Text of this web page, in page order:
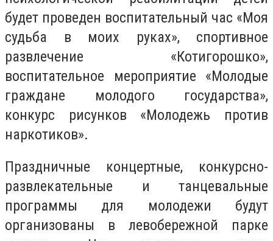
будет проведен воспитательный час «Моя
судьба в моих руках», спортивное
развлечение «Котигорошко»,
воспитательное мероприятие «Молодые
граждане молодого государства»,
конкурс рисунков «Молодежь против
наркотиков».
Праздничные концертные, конкурсно-
развлекательные и танцевальные
программы для молодежи будут
организованы в левобережной парке